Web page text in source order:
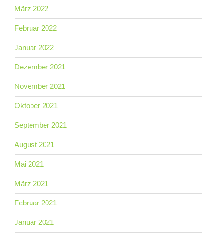
März 2022
Februar 2022
Januar 2022
Dezember 2021
November 2021
Oktober 2021
September 2021
August 2021
Mai 2021
März 2021
Februar 2021
Januar 2021